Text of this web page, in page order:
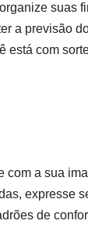
suas
a previsão
com
a sua
expresse
de